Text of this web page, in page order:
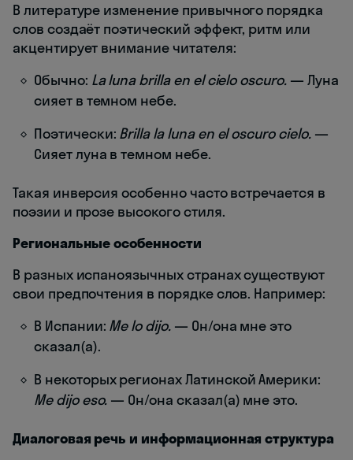
В литературе изменение привычного порядка
слов создаёт поэтический эффект, ритм или
акцентирует внимание читателя:
Обычно: La luna brilla en el cielo oscuro.— Луна
сияет в темном небе.
Поэтически: Brilla la luna en el oscuro cielo.—
Сияет луна в темном небе.
Такая инверсия особенно часто встречается в
поэзии и прозе высокого стиля.
Региональные особенности
В разных испаноязычных странах существуют
свои предпочтения в порядке слов. Например:
В Испании: Me lo dijo.— Он/она мне это
сказал(а).
В некоторых регионах Латинской Америки:
Me dijo eso. — Он/она сказал(а) мне это.
Диалоговая речь и информационная структура